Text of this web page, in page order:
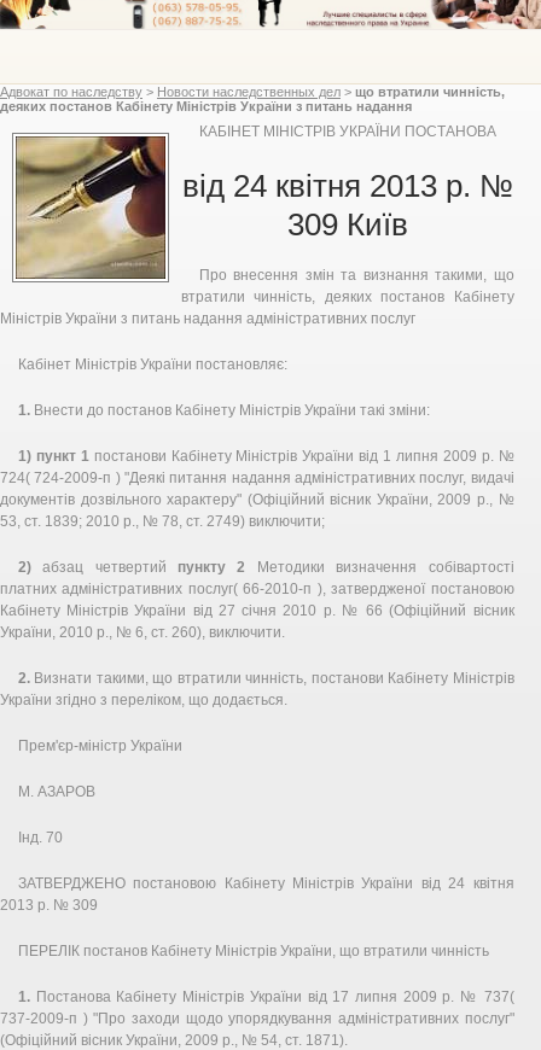
Адвокат по наследству > Новости наследственных дел > що втратили чинність,
деяких постанов Кабінету Міністрів України з питань надання
КАБІНЕТ МІНІСТРІВ УКРАЇНИ ПОСТАНОВА
від 24 квітня 2013 р. №
309 Київ
Про внесення змін та визнання такими, що
втратили чинність, деяких постанов Кабінету
Міністрів України з питань надання адміністративних послуг
Кабінет Міністрів України постановляє:
1. Внести до постанов Кабінету Міністрів України такі зміни:
1) пункт 1постанови Кабінету Міністрів України від 1 липня 2009 р. №
724( 724-2009-п ) "Деякі питання надання адміністративних послуг, видачі
документів дозвільного характеру" (Офіційний вісник України, 2009 р., №
53, ст. 1839; 2010 р., № 78, ст. 2749) виключити;
2) абзац четвертий пункту 2
Методики визначення собівартості
платних адміністративних послуг( 66-2010-п ), затвердженої постановою
Кабінету Міністрів України від 27 січня 2010 р. № 66 (Офіційний вісник
України, 2010 р., № 6, ст. 260), виключити.
2. Визнати такими, що втратили чинність, постанови Кабінету Міністрів
України згідно з переліком, що додається.
Прем'єр-міністр України
М. АЗАРОВ
Інд. 70
ЗАТВЕРДЖЕНО постановою Кабінету Міністрів України від 24 квітня
2013 р. № 309
ПЕРЕЛІК постанов Кабінету Міністрів України, що втратили чинність
1. Постанова Кабінету Міністрів України від 17 липня 2009 р. № 737(
737-2009-п ) "Про заходи щодо упорядкування адміністративних послуг"
(Офіційний вісник України, 2009 р., № 54, ст. 1871).